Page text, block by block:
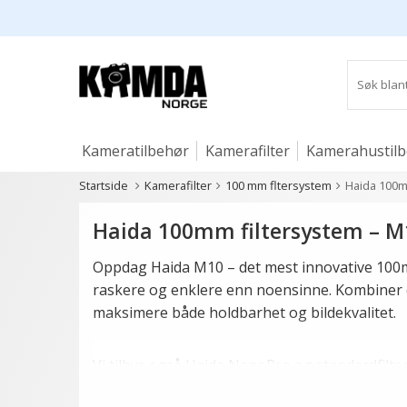
Kameratilbehør Kamerafilter
Studio og lys
Startside Kamerafilter 100 mm fltersystem Haida
Haida 100mm filtersystem –
Oppdag Haida M10 – det mest innovative
raskere og enklere enn noensinne.
maksimere både holdbarhet og bildekvalitet.
Vi tilbyr også Haida NanoPro og
tykke, noe som gjør dem kompatible med